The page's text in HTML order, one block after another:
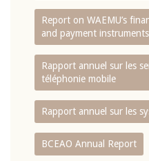
Report on WAEMU’s
and payment
Rapport annuel sur les
téléphonie mobile
Rapport annuel sur les
BCEAO Annual Report